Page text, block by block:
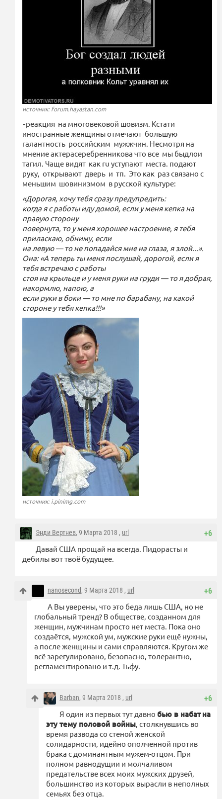
источник: forum.hayastan.com
-реакция на многовековой шовизм. Кстати
иностранные женщины отмечают большую
галантность российским мужжчин. Несмотря на
мнение актерасеребренникова что все мы быдлои
тагил. Чаще видят как ru уступают места. подают
руку, открывают дверь и тп. Это как раз связано с
меньшим шовинизмом в русской культуре:
«Дорогая, хочу тебя сразу предупредить:
когда я с работы иду домой, если у меня кепка на
правую сторону
повернута, то у меня хорошее настроение, я тебя
приласкаю, обниму, если
на левую — то не попадайся мне на глаза, я злой...».
Она: «А теперь ты меня послушай, дорогой, если я
тебя встречаю с работы
стоя на крыльце и у меня руки на груди — то я добрая,
накормлю, напою, а
если руки в боки — то мне по барабану, на какой
стороне у тебя кепка!!!»
источник: i.pinimg.com
+6
Энди Вертнев, 9 Марта 2018 , url
Давай США прощай на всегда. Пидорасты и
дебилы вот твоё будущее.
+6
nanosecond, 9 Марта 2018 , url
А Вы уверены, что это беда лишь США, но не
глобальный тренд? В обществе, созданном для
женщин, мужчинам просто нет места. Пока оно
создаётся, мужской ум, мужские руки ещё нужны,
а после женщины и сами справляются. Кругом же
всё зарегулировано, безопасно, толерантно,
регламентировано и т.д. Тьфу.
+6
Barban, 9 Марта 2018 , url
Я один из первых тут давно бью в набат на
эту тему половой войны, столкнувшись во
время развода со стеной женской
солидарности, идейно ополченной против
брака с доминантным мужем-отцом. При
полном равнодущии и молчаливом
предательстве всех моих мужских друзей,
большинство из которых вырасли в неполных
семьях без отца.